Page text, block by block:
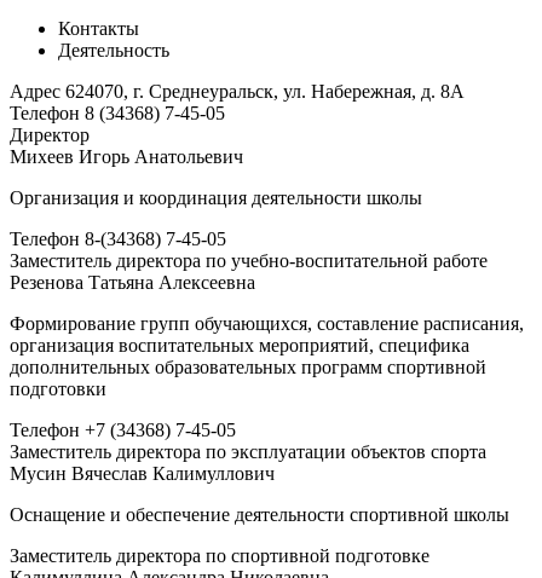
Контакты
Деятельность
Адрес 624070, г. Среднеуральск, ул. Набережная, д. 8А
Телефон 8 (34368) 7-45-05
Директор
Михеев Игорь Анатольевич
Организация и координация деятельности школы
Телефон 8-(34368) 7-45-05
Заместитель директора по учебно-воспитательной работе
Резенова Татьяна Алексеевна
Формирование групп обучающихся, составление расписания,
организация воспитательных мероприятий, специфика
дополнительных образовательных программ спортивной
подготовки
Телефон +7 (34368) 7-45-05
Заместитель директора по эксплуатации объектов спорта
Мусин Вячеслав Калимуллович
Оснащение и обеспечение деятельности спортивной школы
Заместитель директора по спортивной подготовке